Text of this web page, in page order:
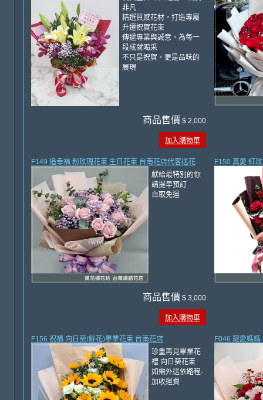
非凡
精選質感花材，打造專屬
升遷祝賀花束
傳遞專業與誠意，為每一
段成就喝采
不只是祝賀，更是品味的
展現
商品售價 $ 2,000
加入購物車
F149 追幸福 粉玫瑰花束 生日花束 台南花店代客送花
獻給最特別的你
請提早預訂
自取免運
商品售價 $ 3,000
加入購物車
F150 真愛 紅
F156 祝福 向日葵(鮮花)畢業花束 台南花店
珍重再見畢業花
禮 向日葵花束
如需外送依路程-
加收運費
F046 寵愛媽